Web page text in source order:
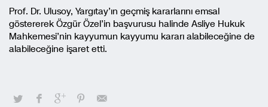
Prof. Dr. Ulusoy, Yargıtay’ın geçmiş kararlarını emsal
göstererek Özgür Özel’in başvurusu halinde Asliye Hukuk
Mahkemesi’nin kayyumun kayyumu kararı alabileceğine de
alabileceğine işaret etti.